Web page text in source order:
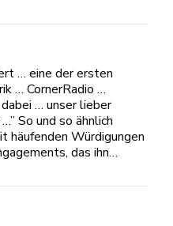
… eine der ersten
… CornerRadio …
… unser lieber
So und so ähnlich
häufenden Würdigungen
das ihn…